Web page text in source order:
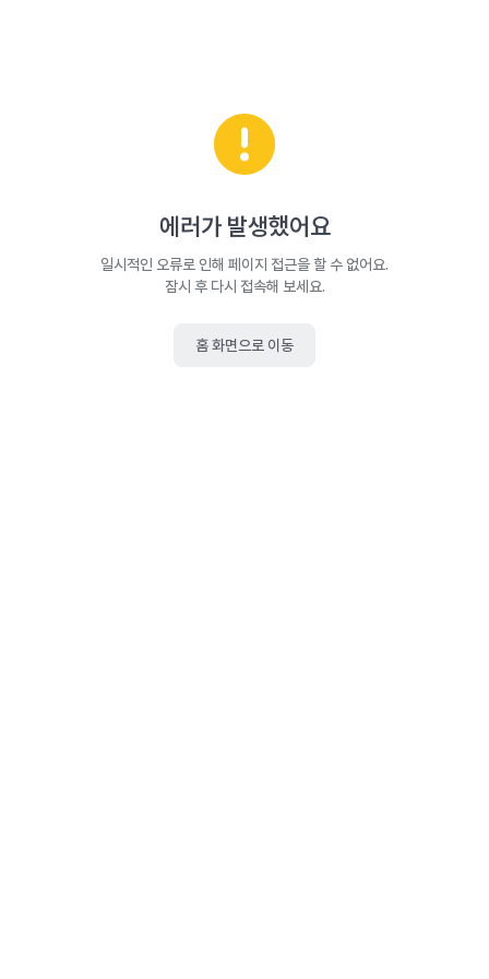
에러가 발생했어요
일시적인 오류로 인해 페이지 접근을 할 수 없어요.
잠시 후 다시 접속해 보세요.
홈 화면으로 이동